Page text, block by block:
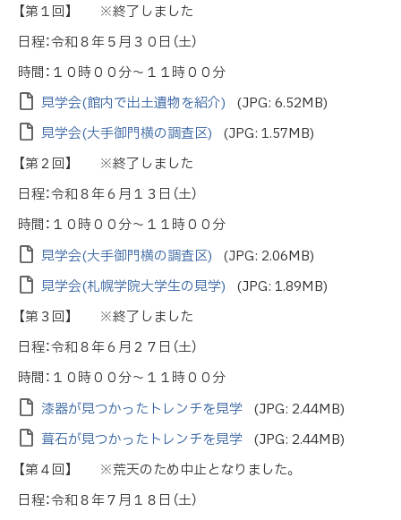
【第１回】 ※終了しました
日程：令和８年５月３０日（土）
時間：１０時００分～１１時００分
見学会(館内で出土遺物を紹介)
(JPG: 6.52MB)
見学会(大手御門横の調査区)
(JPG: 1.57MB)
【第２回】 ※終了しました
日程：令和８年６月１３日（土）
時間：１０時００分～１１時００分
見学会(大手御門横の調査区)
(JPG: 2.06MB)
見学会(札幌学院大学生の見学)
(JPG: 1.89MB)
【第３回】 ※終了しました
日程：令和８年６月２７日（土）
時間：１０時００分～１１時００分
漆器が見つかったトレンチを見学 (JPG: 2.44MB)
葺石が見つかったトレンチを見学 (JPG: 2.44MB)
【第４回】 ※荒天のため中止となりました。
日程：令和８年７月１８日（土）